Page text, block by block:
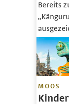
Bereits
MOOS